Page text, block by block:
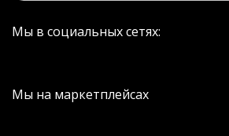
Мы в социальных сетях:
Мы на маркетплейсах